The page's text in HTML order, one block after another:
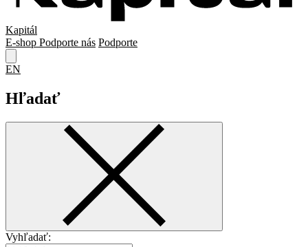
Kapitál
E-shop Podporte nás Podporte
EN
Hľadať
Vyhľadať: